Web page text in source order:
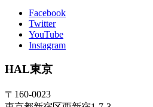
Facebook
Twitter
YouTube
Instagram
HAL東京
〒160-0023